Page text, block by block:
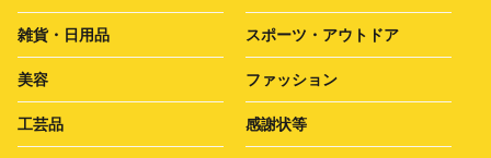
雑貨・日用品 スポーツ・アウトドア
美容 ファッション
工芸品 感謝状等